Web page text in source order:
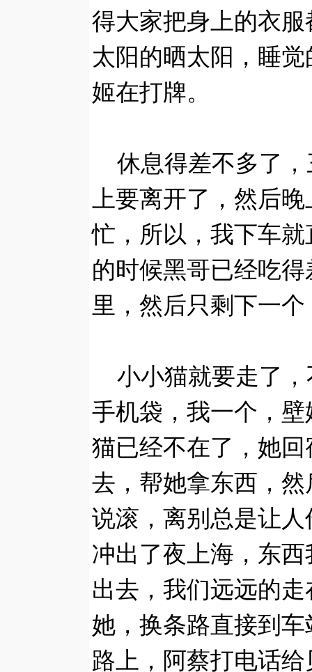
得大家把身上的衣
太阳的晒太阳，睡
姬在打牌。
休息得差不多了，
上要离开了，然后
忙，所以，我下车
的时候黑哥已经吃
里，然后只剩下一
小小猫就要走了，
手机袋，我一个，
猫已经不在了，她
去，帮她拿东西，
说滚，离别总是让
冲出了夜上海，东
出去，我们远远的
她，换条路直接到
路上，阿蔡打电话